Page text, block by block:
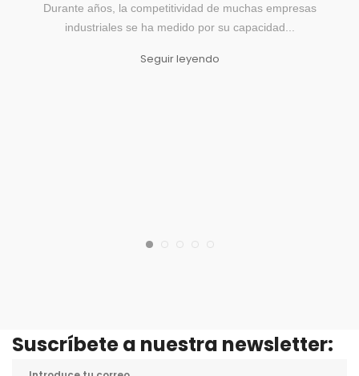
Durante años, la competitividad de muchas empresas
industriales se ha medido por su capacidad...
Seguir leyendo
Suscríbete a nuestra newsletter: